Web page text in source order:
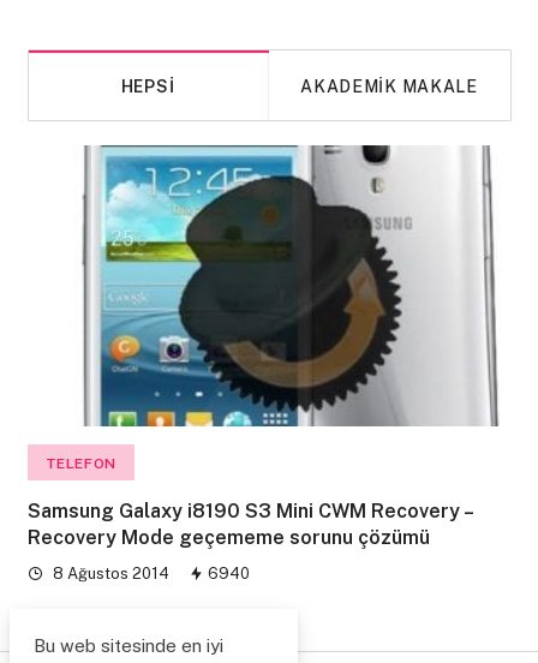
HEPSI AKADEMIK MAKALE
TELEFON
Samsung Galaxy i8190 S3 Mini CWM Recovery –
Recovery Mode geçememe sorunu çözümü
8 Ağustos 2014 6940
Bu web sitesinde en iyi